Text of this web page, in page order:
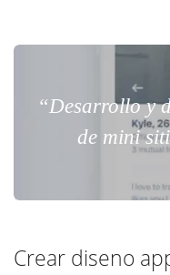
“Desarrollo y
de mini
Crear diseno